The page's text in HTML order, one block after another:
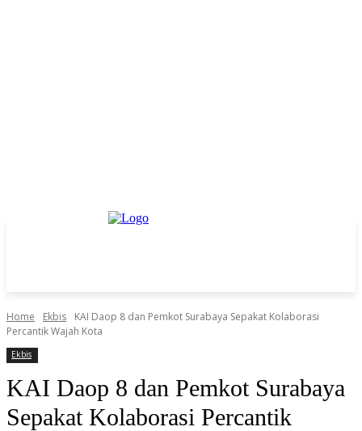
Home Ekbis
KAI Daop 8 dan Pemkot Surabaya Sepakat Kolaborasi
Percantik Wajah Kota
Ekbis
KAI Daop 8 dan Pemkot Surabaya
Sepakat Kolaborasi Percantik